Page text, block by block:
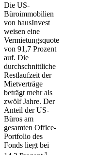
Die US-
Büroimmobilien
von hausInvest
weisen eine
Vermietungsquote
von 91,7 Prozent
auf. Die
durchschnittliche
Restlaufzeit der
Mietverträge
beträgt mehr als
zwölf Jahre. Der
Anteil der US-
Büros am
gesamten Office-
Portfolio des
Fonds liegt bei
3